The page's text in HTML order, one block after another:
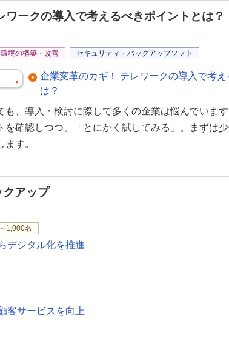
ワークの導入で考えるべきポイントとは？
境の構築・改善 セキュリティ・バックアップソフト
企業変革のカギ！ テレワークの導入で考え
は？
も、導入・検討に際して多くの企業は悩んでいま
を確認しつつ、「とにかく試してみる」。まずは
す。
クアップ
1,000名
デジタル化を推進
客サービスを向上